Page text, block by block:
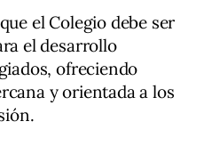
el Colegio debe ser
el desarrollo
ofreciendo
y orientada a los